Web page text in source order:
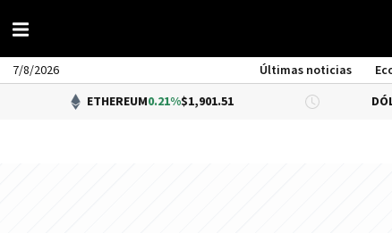
7/8/2026 Últimas noticias
ETHEREUM0.21%$1,901.51 DÓLAR BNA